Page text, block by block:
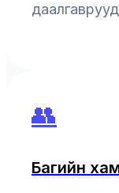
👥
Багийн